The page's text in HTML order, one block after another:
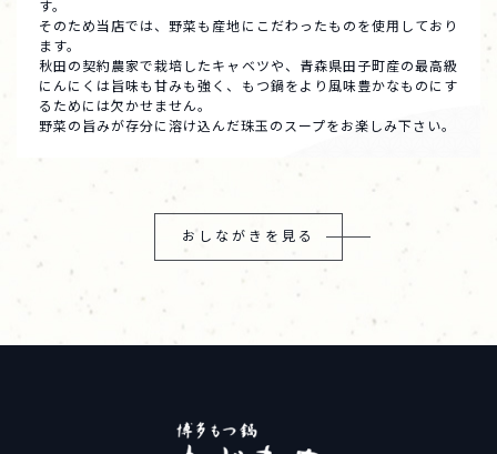
す。
そのため当店では、野菜も産地にこだわったものを使用しており
ます。
秋田の契約農家で栽培したキャベツや、青森県田子町産の最高級
にんにくは旨味も甘みも強く、もつ鍋をより風味豊かなものにす
るためには欠かせません。
野菜の旨みが存分に溶け込んだ珠玉のスープをお楽しみ下さい。
おしながきを見る